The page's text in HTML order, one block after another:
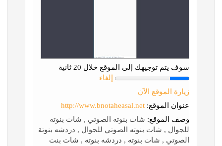
سوف يتم توجيهك إلى الموقع خلال 20 ثانية
إلغاء
زيارة الموقع الآن
عنوان الموقع: http://www.bnotaheasal.net
وصف الموقع: شات بنوته الصوتي , شات بنوته
للجوال , شات بنوته الصوتي للجوال , دردشه بنوتة
الصوتي , شات بنوته , دردشه بنوته , شات بنت